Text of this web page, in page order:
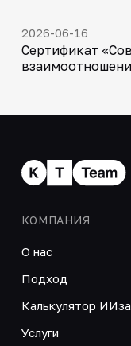
2026-06-16
Сертификат
КОМПАНИЯ
О нас
Подход
Калькулятор
Услуги